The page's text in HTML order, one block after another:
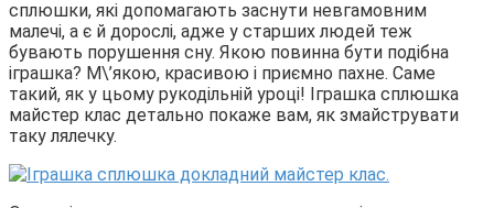
сплюшки, які допомагають заснути невгамовним
малечі, а є й дорослі, адже у старших людей теж
бувають порушення сну. Якою повинна бути подібна
іграшка? М\’якою, красивою і приємно пахне. Саме
такий, як у цьому рукодільній уроці! Іграшка сплюшка
майстер клас детально покаже вам, як змайструвати
таку лялечку.